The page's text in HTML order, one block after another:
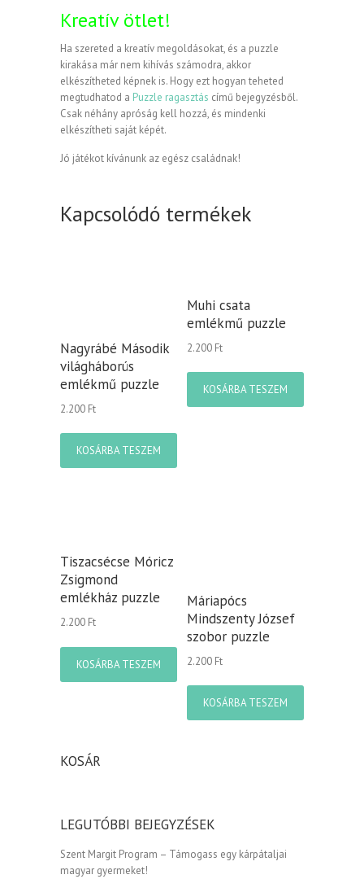
Kreatív ötlet!
Ha szereted a kreatív megoldásokat, és a puzzle
kirakása már nem kihívás számodra, akkor
elkészítheted képnek is. Hogy ezt hogyan teheted
megtudhatod a Puzzle ragasztás című bejegyzésből.
Csak néhány apróság kell hozzá, és mindenki
elkészítheti saját képét.
Jó játékot kívánunk az egész családnak!
Kapcsolódó termékek
Nagyrábé Második
világháborús
emlékmű puzzle
2.200 Ft
KOSÁRBA TESZEM
Muhi csata
emlékmű puzzle
2.200 Ft
KOSÁRBA TESZEM
Tiszacsécse Móricz
Zsigmond
emlékház puzzle
2.200 Ft
KOSÁRBA TESZEM
Máriapócs
Mindszenty József
szobor puzzle
2.200 Ft
KOSÁRBA TESZEM
KOSÁR
LEGUTÓBBI BEJEGYZÉSEK
Szent Margit Program – Támogass egy kárpátaljai
magyar gyermeket!